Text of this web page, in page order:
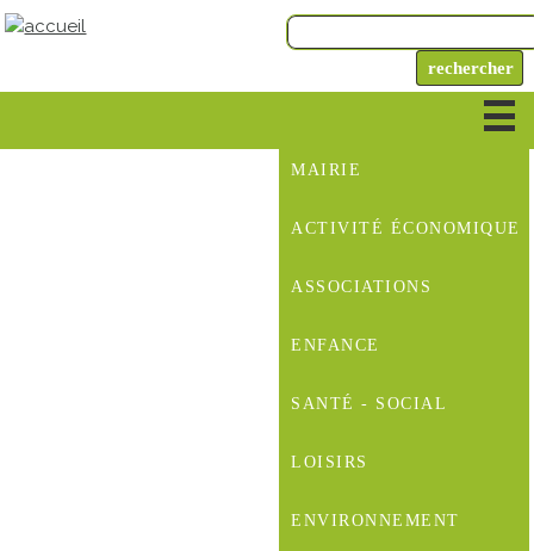
MAIRIE
ACTIVITÉ ÉCONOMIQUE
ASSOCIATIONS
ENFANCE
SANTÉ - SOCIAL
LOISIRS
ENVIRONNEMENT